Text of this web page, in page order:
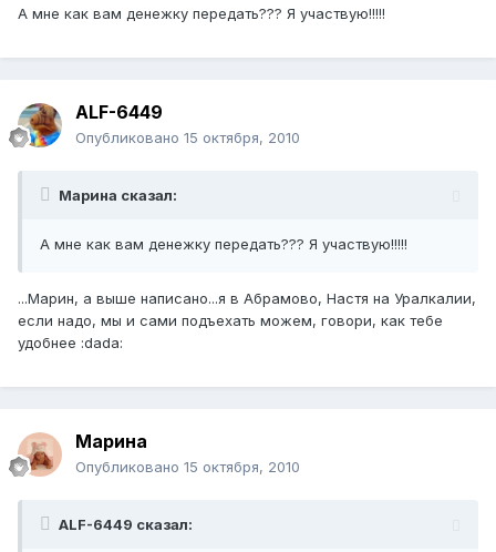
А мне как вам денежку передать??? Я участвую!!!!!
ALF-6449
Опубликовано 15 октября, 2010
Марина сказал:
А мне как вам денежку передать??? Я участвую!!!!!
...Марин, а выше написано...я в Абрамово, Настя на Уралкалии,
если надо, мы и сами подъехать можем, говори, как тебе
удобнее :dada:
Марина
Опубликовано 15 октября, 2010
ALF-6449 сказал: